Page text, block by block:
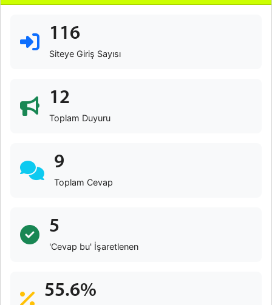
116
Siteye Giriş Sayısı
12
Toplam Duyuru
9
Toplam Cevap
5
'Cevap bu' İşaretlenen
55.6%